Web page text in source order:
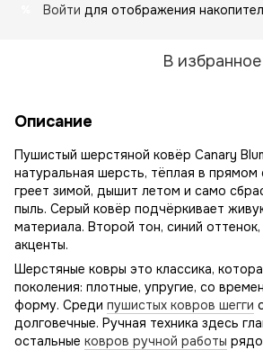
Войти для отображения
В избранное
Описание
Пушистый шерстяной ковёр Canary
натуральная шерсть, тёплая в прямом
греет зимой, дышит летом и само
пыль. Серый ковёр подчёркивает
материала. Второй тон, синий
акценты.
Шерстяные ковры это классика,
поколения: плотные, упругие, со
форму. Среди пушистых ковров шегги
долговечные. Ручная техника здесь
остальные ковров ручной работы